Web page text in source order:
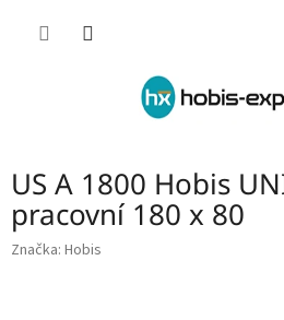
US A 1800 Hobis
pracovní 180 x 80
Značka: Hobis